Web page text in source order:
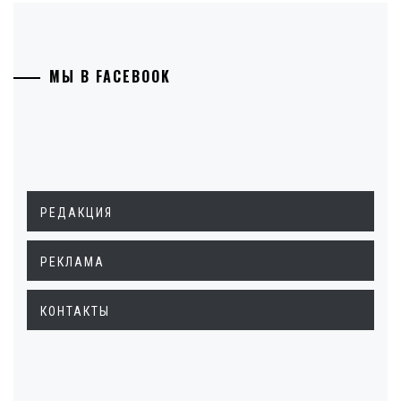
МЫ В FACEBOOK
РЕДАКЦИЯ
РЕКЛАМА
КОНТАКТЫ